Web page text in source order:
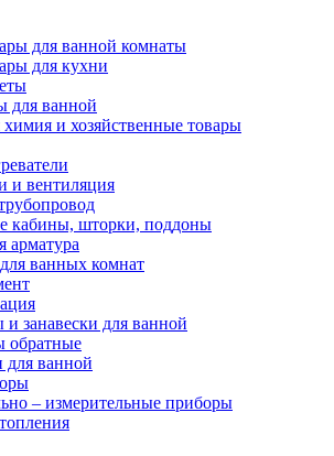
для ванной комнаты
для кухни
для ванной
и хозяйственные товары
и вентиляция
кабины, шторки, поддоны
арматура
ванных комнат
занавески для ванной
обратные
для ванной
– измерительные приборы